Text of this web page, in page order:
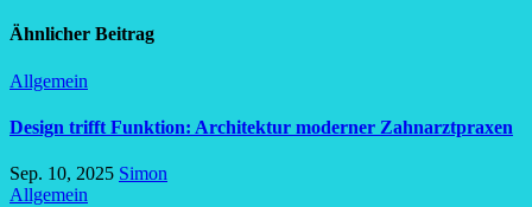
Ähnlicher Beitrag
Allgemein
Design trifft Funktion: Architektur moderner Zahnarztpraxen
Sep. 10, 2025 Simon
Allgemein